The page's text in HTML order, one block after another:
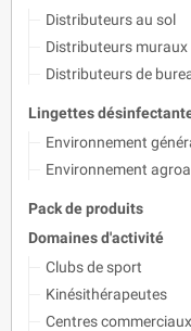
Distributeurs au sol
Distributeurs muraux
Distributeurs de
Lingettes
Environnement
Environnement
Pack de produits
Domaines d'activité
Clubs de sport
Kinésithérapeutes
Centres